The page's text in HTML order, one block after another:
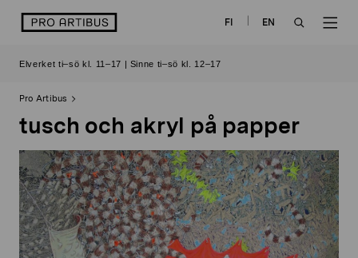
logo FI
EN
Elverket ti–sö kl. 11–17 | Sinne ti–sö kl. 12–17
Pro Artibus
tusch och akryl på papper